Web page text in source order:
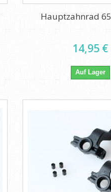
Hauptzahnrad
14,95 €
Auf Lager